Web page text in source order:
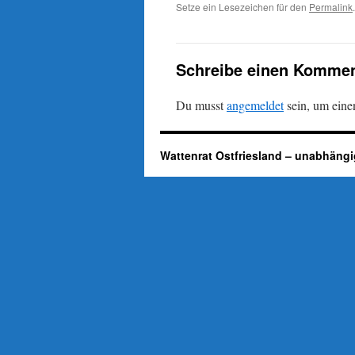
Setze ein Lesezeichen für den Permalink.
Schreibe einen
Du musstangemeldetsein, um
Wattenrat Ostfriesland –